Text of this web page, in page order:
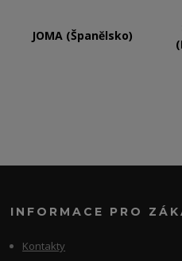
JOMA (Španělsko)
INFORMACE PRO
Kontakty